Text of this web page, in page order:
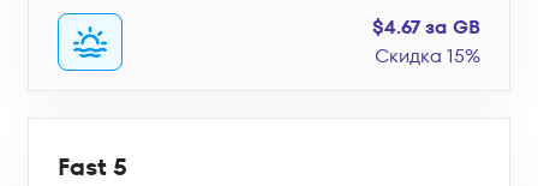
$4.67 за GB
Скидка 15%
Fast 5